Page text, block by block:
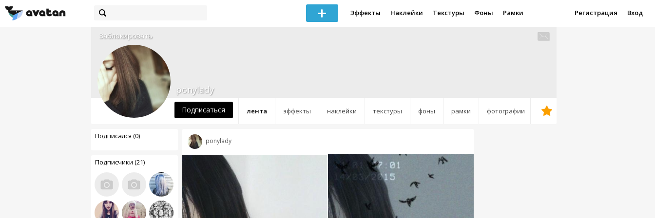
Эффекты Наклейки Текстуры Фоны Рамки Регистрация Вход
Заблокировать
лента эффекты наклейки текстуры фоны рамки фотографии
ponylady
Подписаться
Подписался (0)
Подписчики (21)
ponylady